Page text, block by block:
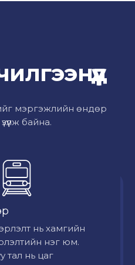
мэргэжлийн өндөр
байна.
нь хамгийн
нэг юм.
тал нь цаг